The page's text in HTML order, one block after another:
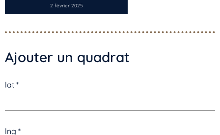
2 février 2025
Ajouter un quadrat
lat *
lng *